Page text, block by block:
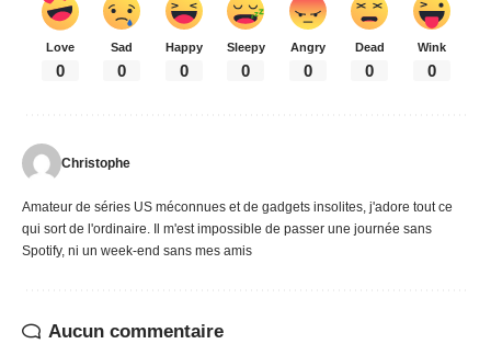
Love
0
Sad
0
Happy
0
Sleepy
0
Angry
0
Dead
0
Wink
0
Christophe
Amateur de séries US méconnues et de gadgets insolites, j'adore tout ce
qui sort de l'ordinaire. Il m'est impossible de passer une journée sans
Spotify, ni un week-end sans mes amis
Aucun commentaire